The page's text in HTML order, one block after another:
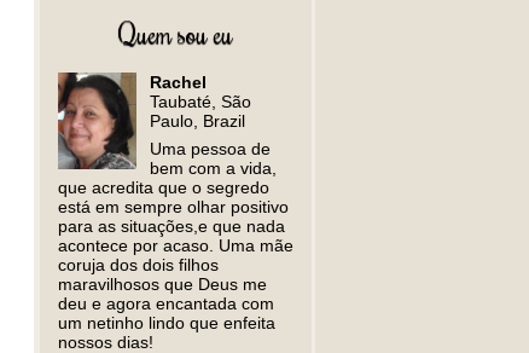
Quem sou eu
Rachel
Taubaté, São
Paulo, Brazil
Uma pessoa de
bem com a vida,
que acredita que o segredo
está em sempre olhar positivo
para as situações,e que nada
acontece por acaso. Uma mãe
coruja dos dois filhos
maravilhosos que Deus me
deu e agora encantada com
um netinho lindo que enfeita
nossos dias!